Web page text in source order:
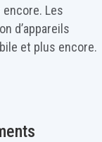
Les
d’appareils
et plus encore.